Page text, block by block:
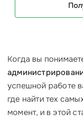
Когда вы
успешной работе
где найти тех
момент, и в этой